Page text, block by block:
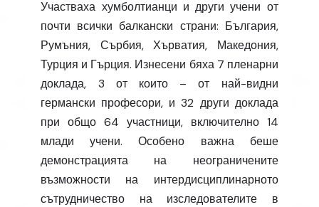
Участваха хумболтианци и други учени от
почти всички балкански страни: България,
Румъния, Сърбия, Хърватия, Македония,
Турция и Гърция. Изнесени бяха 7 пленарни
доклада, 3 от които – от най-видни
германски професори, и 32 други доклада
при общо 64 участници, включително 14
млади учени. Особено важна беше
демонстрацията на неограничените
възможности на интердисциплинарното
сътрудничество на изследователите в